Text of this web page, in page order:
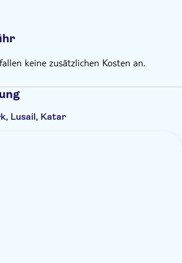
wie einen Reisepass, einen
oder einen Führerschein
keine zusätzlichen Kosten an.
Lusail, Katar